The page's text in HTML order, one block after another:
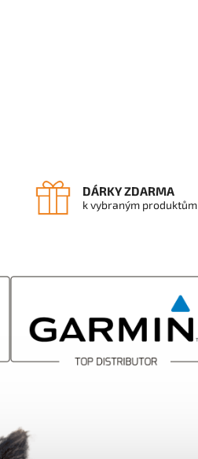
DÁRKY ZDARMA
k vybraným produktům